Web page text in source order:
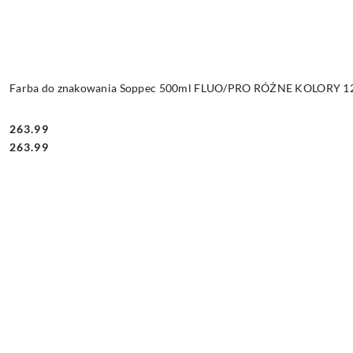
Farba do znakowania Soppec 500ml FLUO/PRO RÓŻNE KOLORY
Cena:
263.99
Cena:
263.99